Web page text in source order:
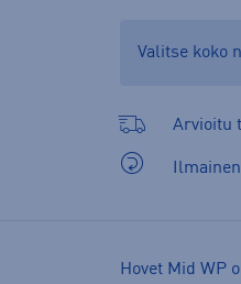
Valitse koko
Arvioitu
Hovet Mid WP